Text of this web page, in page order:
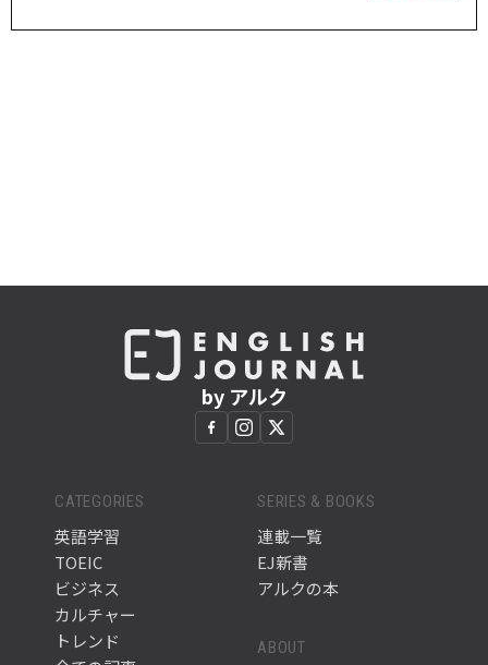
by アルク
CATEGORIES
英語学習
TOEIC
ビジネス
カルチャー
トレンド
SERIES & BOOKS
連載一覧
EJ新書
アルクの本
ABOUT